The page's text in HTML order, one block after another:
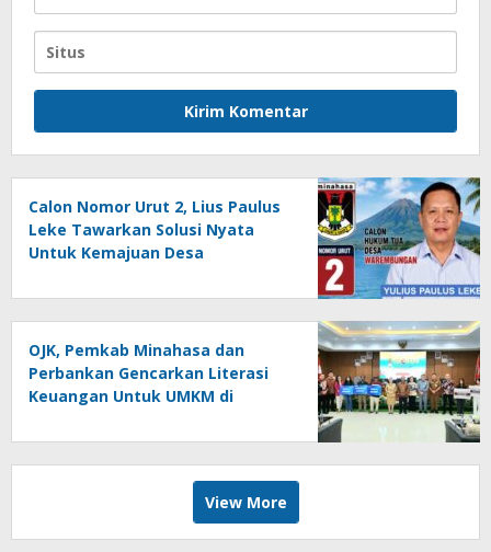
Calon Nomor Urut 2, Lius Paulus
Leke Tawarkan Solusi Nyata
Untuk Kemajuan Desa
OJK, Pemkab Minahasa dan
Perbankan Gencarkan Literasi
Keuangan Untuk UMKM di
View More